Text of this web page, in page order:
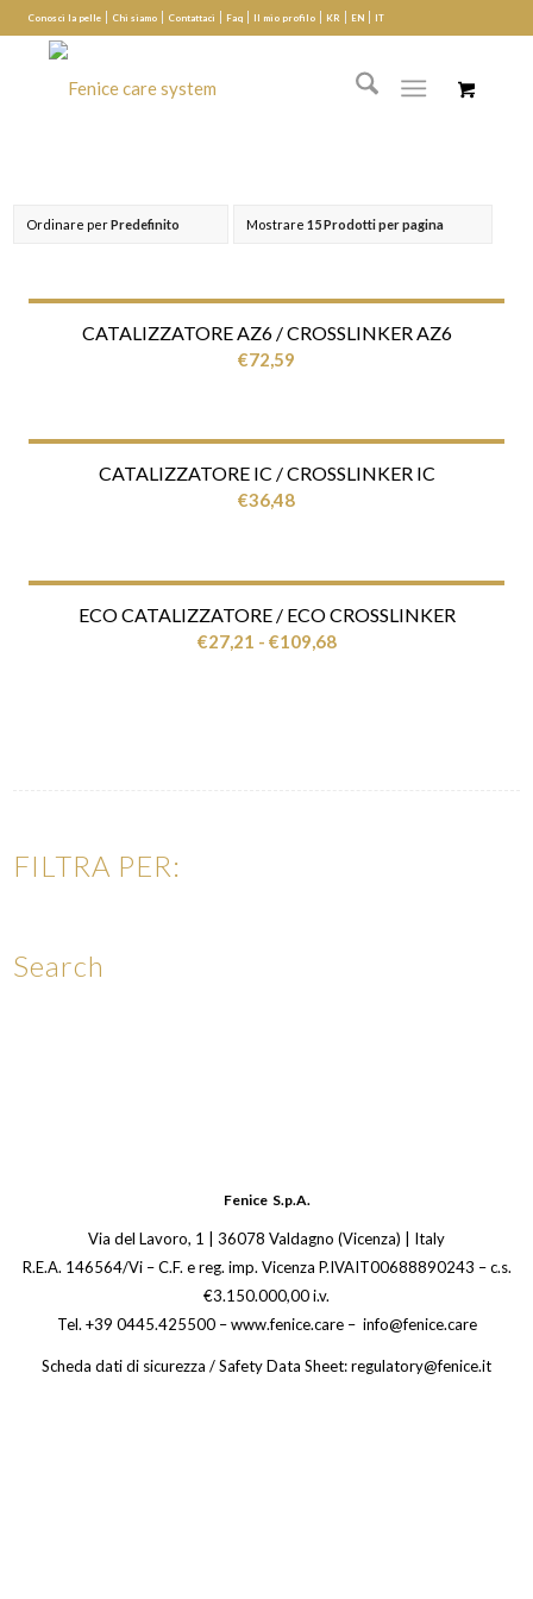
Conosci la pelle Chi siamo Contattaci Faq Il mio profilo KR EN IT
Ordinare perPredefinito Mostrare15 Prodotti per pagina
CATALIZZATORE AZ6 / CROSSLINKER AZ6
€72,59
CATALIZZATORE IC / CROSSLINKER IC
€36,48
ECO CATALIZZATORE / ECO CROSSLINKER
€27,21 - €109,68Fascia
FILTRA PER:
Search
Fenice S.p.A.
Via del Lavoro, 1 | 36078 Valdagno (Vicenza) | Italy
R.E.A. 146564/Vi – C.F. e reg. imp. Vicenza P.IVAIT00688890243 – c.s.
€3.150.000,00 i.v.
Tel. +39 0445.425500 – www.fenice.care – info@fenice.care
Scheda dati di sicurezza / Safety Data Sheet: regulatory@fenice.it